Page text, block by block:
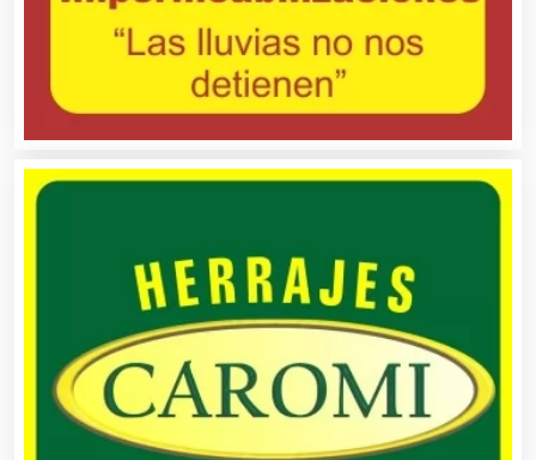
Albercas
Alimentos
Almacenaje
Alquiler de Autos